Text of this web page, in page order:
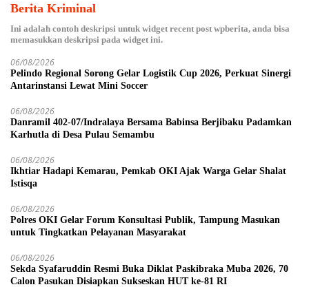
Berita Kriminal
Ini adalah contoh deskripsi untuk widget recent post wpberita, anda bisa
memasukkan deskripsi pada widget ini.
06/08/2026
Pelindo Regional Sorong Gelar Logistik Cup 2026, Perkuat Sinergi
Antarinstansi Lewat Mini Soccer
06/08/2026
Danramil 402-07/Indralaya Bersama Babinsa Berjibaku Padamkan
Karhutla di Desa Pulau Semambu
06/08/2026
Ikhtiar Hadapi Kemarau, Pemkab OKI Ajak Warga Gelar Shalat
Istisqa
06/08/2026
Polres OKI Gelar Forum Konsultasi Publik, Tampung Masukan
untuk Tingkatkan Pelayanan Masyarakat
06/08/2026
Sekda Syafaruddin Resmi Buka Diklat Paskibraka Muba 2026, 70
Calon Pasukan Disiapkan Sukseskan HUT ke-81 RI